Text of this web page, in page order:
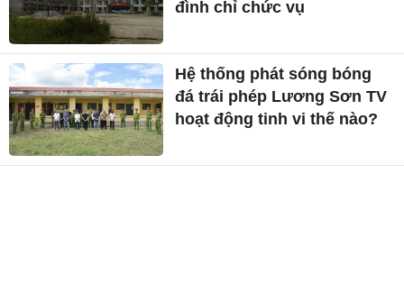
đình chỉ chức vụ
Hệ thống phát sóng bóng
đá trái phép Lương Sơn TV
hoạt động tinh vi thế nào?